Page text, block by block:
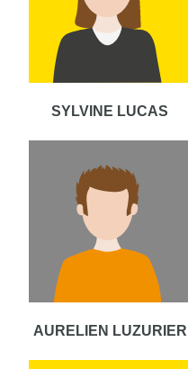
SYLVINE LUCAS
AURELIEN LUZURIER